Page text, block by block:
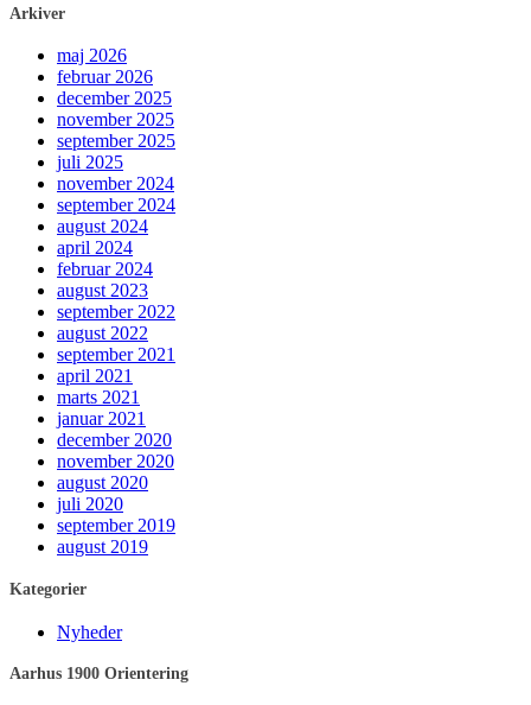
Arkiver
maj 2026
februar 2026
december 2025
november 2025
september 2025
juli 2025
november 2024
september 2024
august 2024
april 2024
februar 2024
august 2023
september 2022
august 2022
september 2021
april 2021
marts 2021
januar 2021
december 2020
november 2020
august 2020
juli 2020
september 2019
august 2019
Kategorier
Nyheder
Aarhus 1900 Orientering